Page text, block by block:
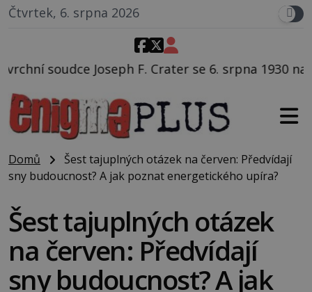
Čtvrtek, 6. srpna 2026
Crater se 6. srpna 1930 navečeří ve své
Domů
Šest tajuplných otázek na červen: Předvídají
sny budoucnost? A jak poznat energetického upíra?
Šest tajuplných otázek
na červen: Předvídají
sny budoucnost? A jak